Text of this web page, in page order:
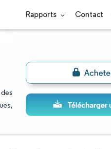
Rapports Contact